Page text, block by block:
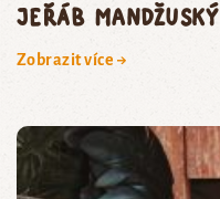
jeřáb mandžuský
Zobrazit více →